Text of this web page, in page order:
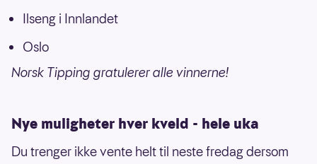
Ilseng i Innlandet
Oslo
Norsk Tipping gratulerer alle vinnerne!
Nye muligheter hver kveld - hele uka
Du trenger ikke vente helt til neste fredag dersom